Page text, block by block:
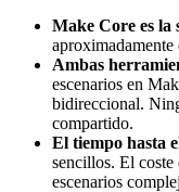
Make Core es la
aproximadamente
Ambas
escenarios en
bidireccional.
compartido.
El tiempo hasta
sencillos. El
escenarios